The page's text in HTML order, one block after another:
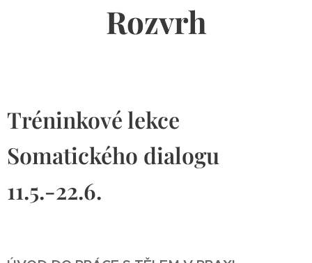
Rozvrh
Tréninkové lekce
Somatického dialogu
11.5.-22.6.